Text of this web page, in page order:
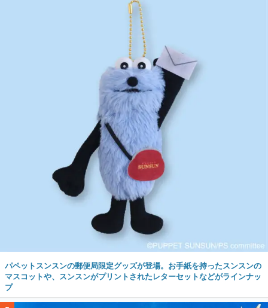
パペットスンスンの郵便局限定グッズが登場。お手紙を持ったスンスンの
マスコットや、スンスンがプリントされたレターセットなどがラインナッ
プ